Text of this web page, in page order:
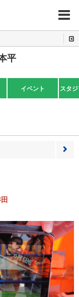
MENU
平
イベント スタ